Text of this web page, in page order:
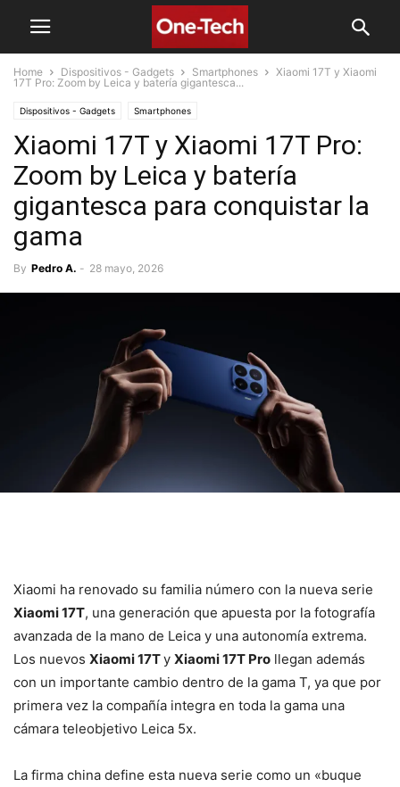
Home Dispositivos - Gadgets Smartphones
Xiaomi 17T y Xiaomi
17T Pro: Zoom by Leica y batería gigantesca...
Dispositivos - Gadgets Smartphones
Xiaomi 17T y Xiaomi 17T Pro:
Zoom by Leica y batería
gigantesca para conquistar la
gama
By Pedro A. - 28 mayo, 2026
Xiaomi ha renovado su familia número con la nueva serie
Xiaomi 17T, una generación que apuesta por la fotografía
avanzada de la mano de Leica y una autonomía extrema.
Los nuevos Xiaomi 17Ty Xiaomi 17T Pro llegan además
con un importante cambio dentro de la gama T, ya que por
primera vez la compañía integra en toda la gama una
cámara teleobjetivo Leica 5x.
La firma china define esta nueva serie como un «buque